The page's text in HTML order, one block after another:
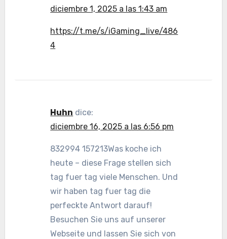
diciembre 1, 2025 a las 1:43 am
https://t.me/s/iGaming_live/486
4
Huhn dice:
diciembre 16, 2025 a las 6:56 pm
832994 157213Was koche ich
heute – diese Frage stellen sich
tag fuer tag viele Menschen. Und
wir haben tag fuer tag die
perfeckte Antwort darauf!
Besuchen Sie uns auf unserer
Webseite und lassen Sie sich von